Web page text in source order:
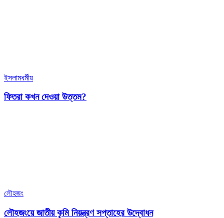
ইসলামধর্মীয়
ফিতরা কখন দেওয়া উত্তম?
লৌহজং
লৌহজংয়ে জাতীয় কৃমি নিয়ন্ত্রণ সপ্তাহের উদ্বোধন